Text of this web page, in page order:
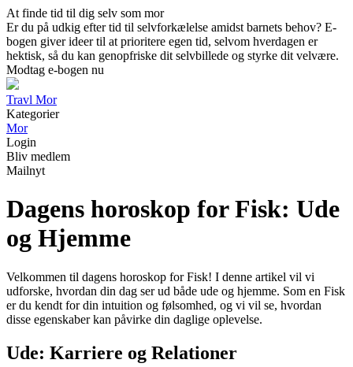
At finde tid til dig selv som mor
Er du på udkig efter tid til selvforkælelse amidst barnets behov? E-
bogen giver ideer til at prioritere egen tid, selvom hverdagen er
hektisk, så du kan genopfriske dit selvbillede og styrke dit velvære.
Modtag e-bogen nu
Travl Mor
Kategorier
Mor
Login
Bliv medlem
Mailnyt
Dagens horoskop for Fisk: Ude
og Hjemme
Velkommen til dagens horoskop for Fisk! I denne artikel vil vi
udforske, hvordan din dag ser ud både ude og hjemme. Som en Fisk
er du kendt for din intuition og følsomhed, og vi vil se, hvordan
disse egenskaber kan påvirke din daglige oplevelse.
Ude: Karriere og Relationer